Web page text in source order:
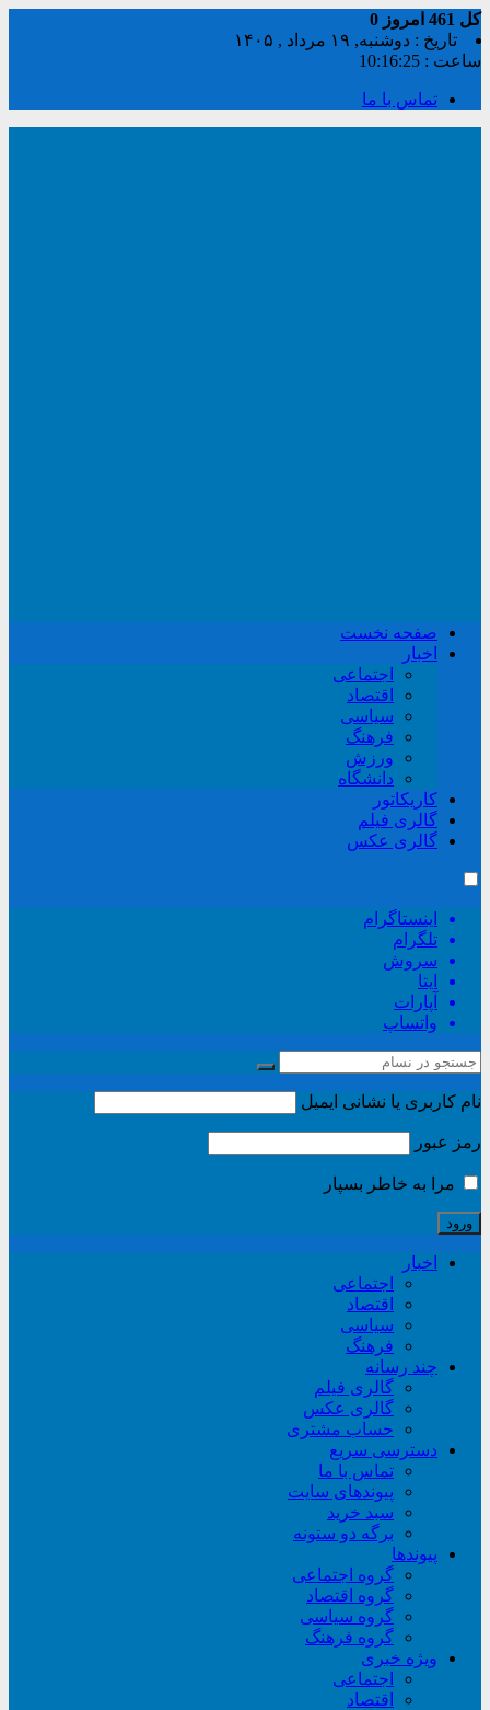
کل امروز 0
تاریخ : دوشنبه, ۱۹ مرداد , ۱۴۰۵
ساعت : 10:16:26
تماس با ما
صفحه نخست
اخبار
اجتماعی
اقتصاد
سیاسی
فرهنگ
ورزش
دانشگاه
کاریکاتور
گالری فیلم
گالری عکس
اینستاگرام
تلگرام
سروش
ایتا
آپارات
واتساپ
نام کاربری یا نشانی ایمیل
رمز عبور
مرا به خاطر بسپار
اخبار
اجتماعی
اقتصاد
سیاسی
فرهنگ
چند رسانه
گالری فیلم
گالری عکس
حساب مشتری
دسترسی سریع
تماس با ما
پیوندهای سایت
سبد خريد
برگه دو ستونه
پیوندها
گروه اجتماعی
گروه اقتصاد
گروه سیاسی
گروه فرهنگ
ویژه خبری
اجتماعی
اقتصاد